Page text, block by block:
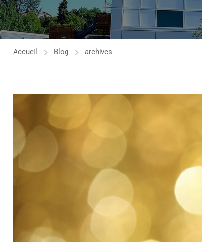
Accueil Blog archives